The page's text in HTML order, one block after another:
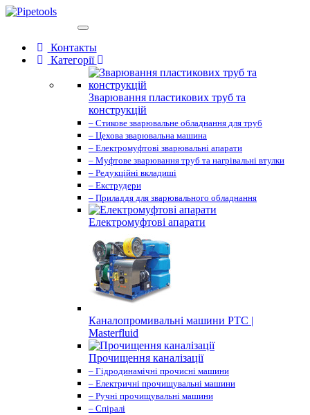
Контакты
Категорії
Зварювання пластикових труб та
конструкцій
– Стикове зварювальне обладнання для труб
– Цехова зварювальна машина
– Електромуфтові зварювальні апарати
– Муфтове зварювання труб та нагрівальні втулки
– Редукційні вкладиші
– Екструдери
– Приладдя для зварювального обладнання
Електромуфтові апарати
Каналопромивальні машини PTC |
Masterfluid
Прочищення каналізації
– Гідродинамічні прочисні машини
– Електричні прочищувальні машини
– Ручні прочищувальні машини
– Спіралі